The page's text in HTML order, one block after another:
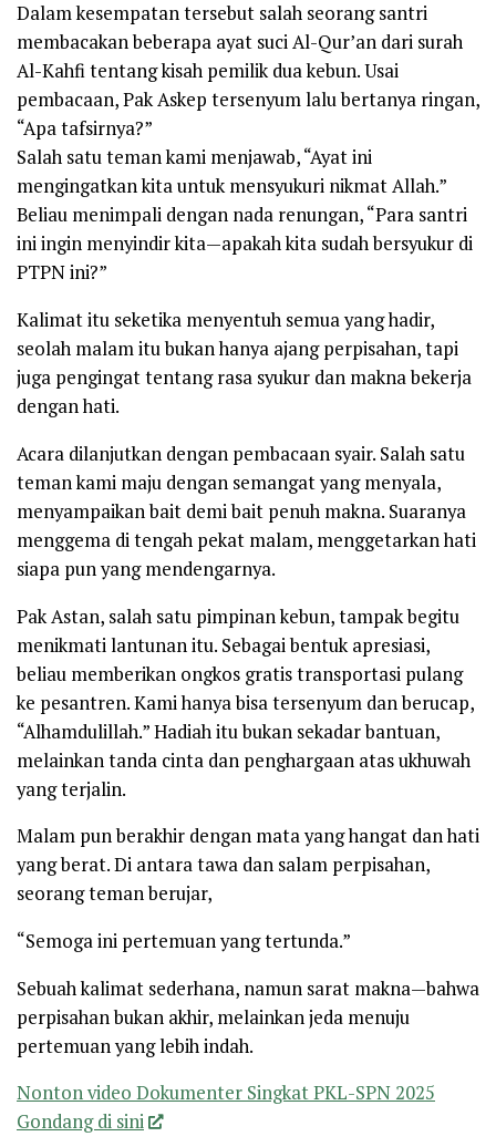
Dalam kesempatan tersebut salah seorang santri
membacakan beberapa ayat suci Al-Qur’an dari surah
Al-Kahfi tentang kisah pemilik dua kebun. Usai
pembacaan, Pak Askep tersenyum lalu bertanya ringan,
“Apa tafsirnya?”
Salah satu teman kami menjawab, “Ayat ini
mengingatkan kita untuk mensyukuri nikmat Allah.”
Beliau menimpali dengan nada renungan, “Para santri
ini ingin menyindir kita—apakah kita sudah bersyukur di
PTPN ini?”
Kalimat itu seketika menyentuh semua yang hadir,
seolah malam itu bukan hanya ajang perpisahan, tapi
juga pengingat tentang rasa syukur dan makna bekerja
dengan hati.
Acara dilanjutkan dengan pembacaan syair. Salah satu
teman kami maju dengan semangat yang menyala,
menyampaikan bait demi bait penuh makna. Suaranya
menggema di tengah pekat malam, menggetarkan hati
siapa pun yang mendengarnya.
Pak Astan, salah satu pimpinan kebun, tampak begitu
menikmati lantunan itu. Sebagai bentuk apresiasi,
beliau memberikan ongkos gratis transportasi pulang
ke pesantren. Kami hanya bisa tersenyum dan berucap,
“Alhamdulillah.” Hadiah itu bukan sekadar bantuan,
melainkan tanda cinta dan penghargaan atas ukhuwah
yang terjalin.
Malam pun berakhir dengan mata yang hangat dan hati
yang berat. Di antara tawa dan salam perpisahan,
seorang teman berujar,
“Semoga ini pertemuan yang tertunda.”
Sebuah kalimat sederhana, namun sarat makna—bahwa
perpisahan bukan akhir, melainkan jeda menuju
pertemuan yang lebih indah.
Nonton video Dokumenter Singkat PKL-SPN 2025
Gondang di sini